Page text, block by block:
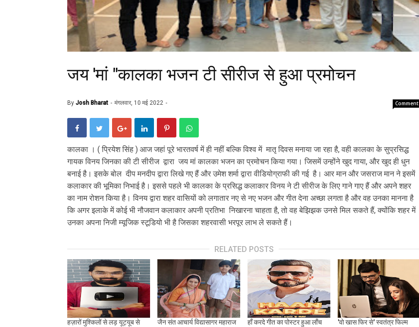
जय 'मां "कालका भजन टी सीरीज से हुआ प्रमोचन
By Josh Bharat मंगलवार, 10 मई 2022 Comment
कालका । ( प्रियेश सिंह ) आज जहां पूरे भारतवर्ष में ही नहीं बल्कि विश्व में मातृ दिवस मनाया जा रहा है, वही कालका के सुप्रसिद्ध
गायक विनय जिनका की टी सीरीज द्वारा जय मां कालका भजन का प्रमोचन किया गया। जिसमें उन्होंने खुद गाया, और खुद ही धुन
बनाई है। इसके बोल दीप मनदीप द्वारा लिखे गए हैं और उमेश शर्मा द्वारा वीडियोग्राफी की गई है। आर मान और जसराज मान ने इसमें
कलाकार की भूमिका निभाई है। इससे पहले भी कालका के प्रसिद्ध कलाकार विनय ने टी सीरीज के लिए गाने गाए हैं और अपने शहर
का नाम रोशन किया है। विनय द्वारा शहर वासियों को लगातार नए से नए भजन और गीत देना अच्छा लगता है और वह उनका मानना है
कि अगर इलाके में कोई भी नौजवान कलाकार अपनी प्रतिभा निखारना चाहता है, तो वह बेझिझक उनसे मिल सकते हैं, क्योंकि शहर में
उनका अपना निजी म्यूजिक स्टूडियो भी है जिसका शहरवासी भरपूर लाभ ले सकते हैं।
RELATED POSTS
हज़ारों मुश्किलों से लड़ यूट्यूब से
जैन संत आचार्य विद्यासागर महाराज
हाँ करदे गीत का पोस्टर हुआ लॉंच
'वो खास फिर से' स्वतंत्र फिल्म